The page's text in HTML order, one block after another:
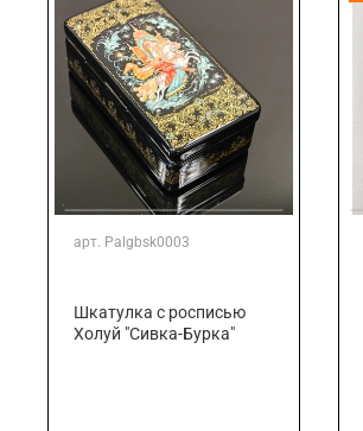
арт. Palgbsk0003
Шкатулка с росписью
Холуй "Сивка-Бурка"